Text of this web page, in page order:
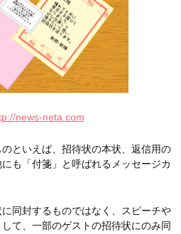
news-neta.com
といえば、招待状の本状、返信用の
も「付箋」と呼ばれるメッセージカ
同封するものではなく、スピーチや
て、一部のゲストの招待状にのみ同